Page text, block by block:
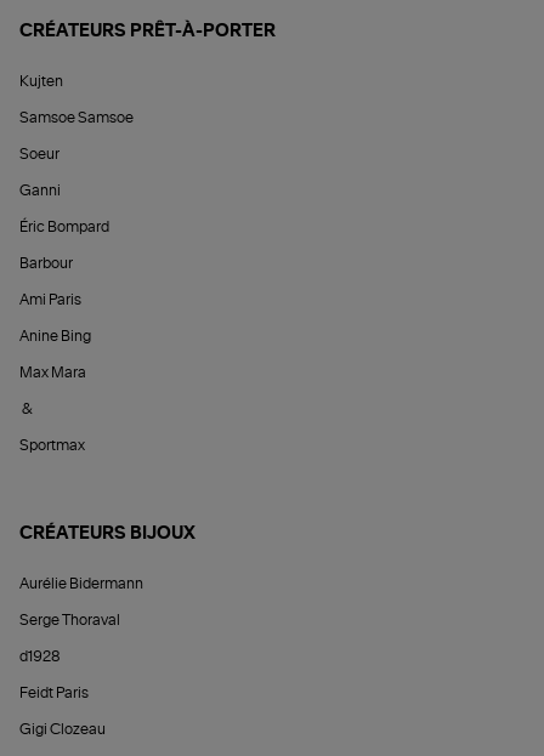
CRÉATEURS PRÊT-À-PORTER
Kujten
Samsoe Samsoe
Soeur
Ganni
Éric Bompard
Barbour
Ami Paris
Anine Bing
Max Mara
&
Sportmax
CRÉATEURS BIJOUX
Aurélie Bidermann
Serge Thoraval
d1928
Feidt Paris
Gigi Clozeau